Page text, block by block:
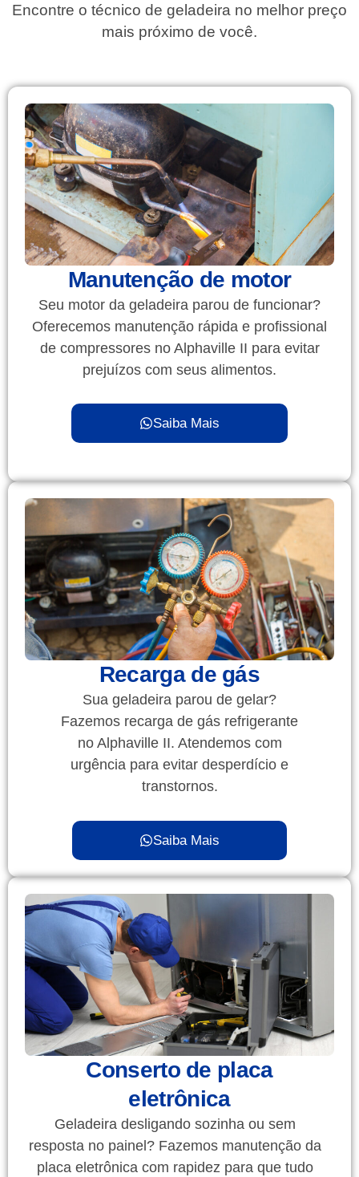
Encontre o técnico de geladeira no melhor preço
mais próximo de você.
Manutenção de motor
Seu motor da geladeira parou de funcionar?
Oferecemos manutenção rápida e profissional
de compressores no Alphaville II para evitar
prejuízos com seus alimentos.
Saiba Mais
Recarga de gás
Sua geladeira parou de gelar?
Fazemos recarga de gás refrigerante
no Alphaville II. Atendemos com
urgência para evitar desperdício e
transtornos.
Saiba Mais
Conserto de placa
eletrônica
Geladeira desligando sozinha ou sem
resposta no painel? Fazemos manutenção da
placa eletrônica com rapidez para que tudo